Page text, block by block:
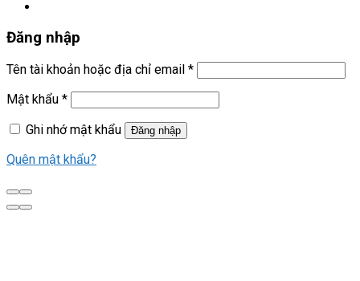
Đăng nhập
Tên tài khoản hoặc địa chỉ email *
Mật khẩu *
Ghi nhớ mật khẩu
Đăng nhập
Quên mật khẩu?